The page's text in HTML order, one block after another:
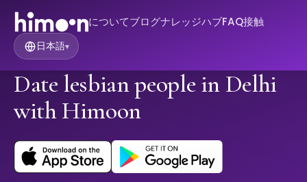
についてブログナレッジハブFAQ接触
日本語▾
Date lesbian people in Delhi
with Himoon